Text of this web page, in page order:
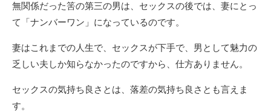
無関係だった筈の第三の男は、セックスの後では、妻にとっ
て「ナンバーワン」になっているのです。
妻はこれまでの人生で、セックスが下手で、男として魅力の
乏しい夫しか知らなかったのですから、仕方ありません。
セックスの気持ち良さとは、落差の気持ち良さとも言えま
す。